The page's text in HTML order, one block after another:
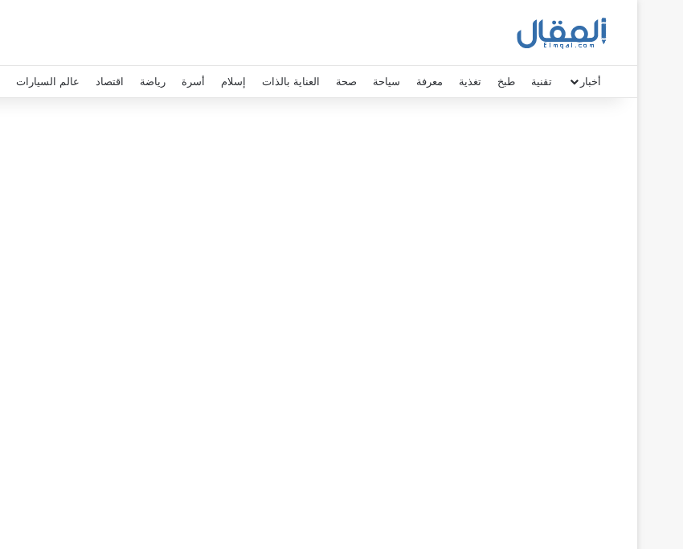
أخبار تقنية طبخ تغذية معرفة سياحة صحة العناية بالذات إسلام أسرة رياضة اقتصاد عالم السيارات